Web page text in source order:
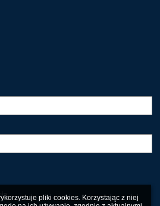
pliki cookies. Korzystając z niej